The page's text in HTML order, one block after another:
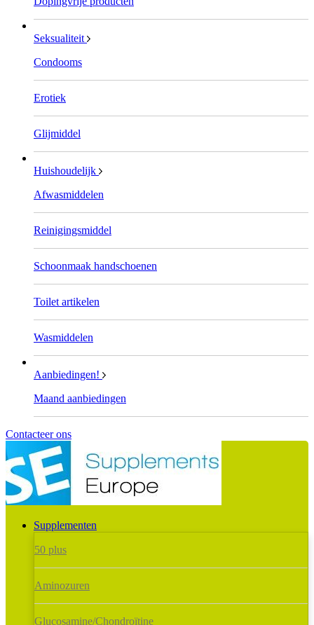
Seksualiteit
Condooms
Erotiek
Glijmiddel
Huishoudelijk
Afwasmiddelen
Reinigingsmiddel
Schoonmaak handschoenen
Toilet artikelen
Wasmiddelen
Aanbiedingen!
Maand aanbiedingen
Contacteer ons
Supplementen
50 plus
Aminozuren
Glucosamine/Chondroïtine